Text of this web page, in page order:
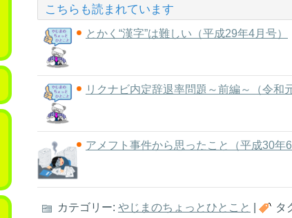
こちらも読まれています
とかく“漢字”は難しい（平成29年4月号）
リクナビ内定辞退率問題～前編～（令和
アメフト事件から思ったこと（平成30年6
カテゴリー: やじまのちょっとひとこと タ